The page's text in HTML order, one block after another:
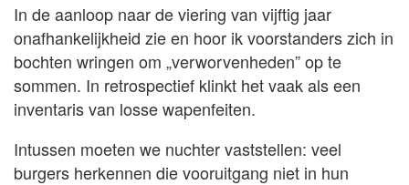
In de aanloop naar de viering van vijftig jaar
onafhankelijkheid zie en hoor ik voorstanders zich in
bochten wringen om „verworvenheden” op te
sommen. In retrospectief klinkt het vaak als een
inventaris van losse wapenfeiten.
Intussen moeten we nuchter vaststellen: veel
burgers herkennen die vooruitgang niet in hun